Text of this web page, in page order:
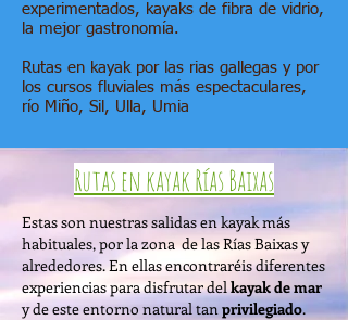
experimentados, kayaks de fibra de vidrio,
la mejor gastronomía.
Rutas en kayak por las rias gallegas y por
los cursos fluviales más espectaculares,
río Miño, Sil, Ulla, Umia
Rutas en kayak Rías Baixas
Estas son nuestras salidas en kayak más
habituales, por la zona de las Rías Baixas y
alrededores. En ellas encontraréis diferentes
experiencias para disfrutar delkayak de mar
y de este entorno natural tanprivilegiado.